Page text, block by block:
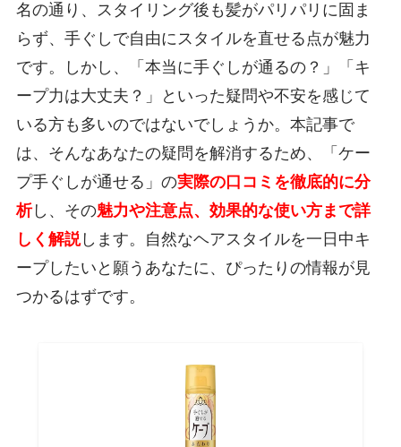
名の通り、スタイリング後も髪がパリパリに固ま
らず、手ぐしで自由にスタイルを直せる点が魅力
です。しかし、「本当に手ぐしが通るの？」「キ
ープ力は大丈夫？」といった疑問や不安を感じて
いる方も多いのではないでしょうか。本記事で
は、そんなあなたの疑問を解消するため、「ケー
プ手ぐしが通せる」の実際の口コミを徹底的に分
析し、その魅力や注意点、効果的な使い方まで詳
しく解説します。自然なヘアスタイルを一日中キ
ープしたいと願うあなたに、ぴったりの情報が見
つかるはずです。